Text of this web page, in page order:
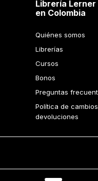
Añadir al Carrito